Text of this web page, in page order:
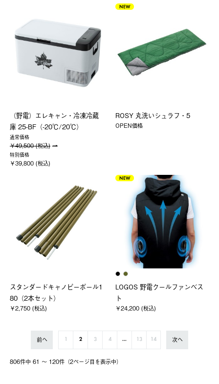
（野電）エレキャン・冷凍冷蔵
庫 25-BF（-20℃/20℃）
通常価格
￥49,500 (税込)
特別価格
￥39,800 (税込)
NEW
ROSY 丸洗いシュラフ・5
OPEN価格
スタンダードキャノピーポール1
80（2本セット）
￥2,750 (税込)
NEW
LOGOS 野電クールファンベス
ト
￥24,200 (税込)
806件中 61 〜 120件（2ページ⽬を表⽰中）
前へ 1 2 3 4 ... 13 14 次へ